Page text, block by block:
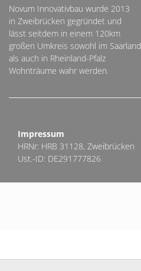
Novum Innovativbau wurde 2013
in Zweibrücken gegründet und
lässt seitdem in einem 120km
großen Umkreis sowohl im Saarland
als auch in Rheinland-Pfalz
Wohnträume wahr werden.
Impressum
HRNr: HRB 31128, Zweibrücken
Ust.-ID: DE291777826